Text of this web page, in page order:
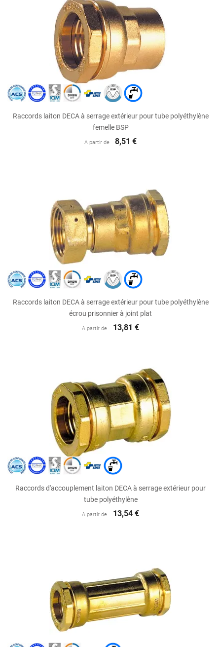
Raccords laiton DECA à serrage extérieur pour tube polyéthylène
femelle BSP
A partir de 8,51 €
Raccords laiton DECA à serrage extérieur pour tube polyéthylène
écrou prisonnier à joint plat
A partir de 13,81 €
Raccords d'accouplement laiton DECA à serrage extérieur pour
tube polyéthylène
A partir de 13,54 €